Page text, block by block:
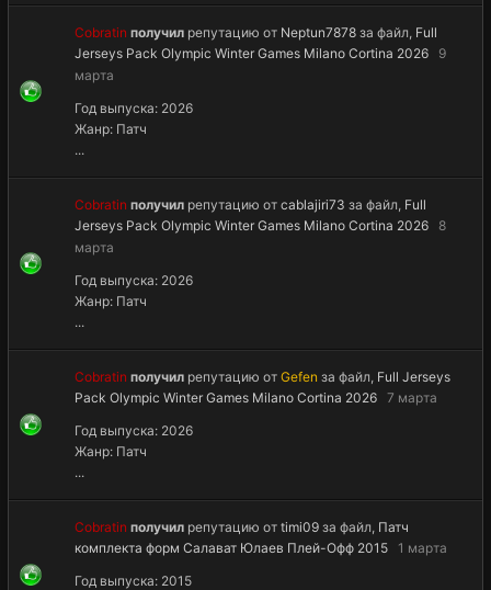
Cobratin получил репутацию от Neptun7878 за файл, Full
Jerseys Pack Olympic Winter Games Milano Cortina 2026
9
марта
Год выпуска: 2026
Жанр: Патч
...
Cobratin получил репутацию от cablajiri73 за файл, Full
Jerseys Pack Olympic Winter Games Milano Cortina 2026
8
марта
Год выпуска: 2026
Жанр: Патч
...
Cobratin получил репутацию от Gefen за файл, Full Jerseys
Pack Olympic Winter Games Milano Cortina 2026 7 марта
Год выпуска: 2026
Жанр: Патч
...
Cobratin получил репутацию от timi09 за файл, Патч
комплекта форм Салават Юлаев Плей-Офф 2015
1 марта
Год выпуска: 2015